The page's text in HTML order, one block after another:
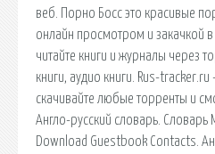
веб. Порно Босс это красивые
онлайн просмотром и закачкой
читайте книги и журналы через
книги, аудио книги. Rus-
скачивайте любые торренты и
Англо-русский словарь. Словарь
Download Guestbook Contacts.